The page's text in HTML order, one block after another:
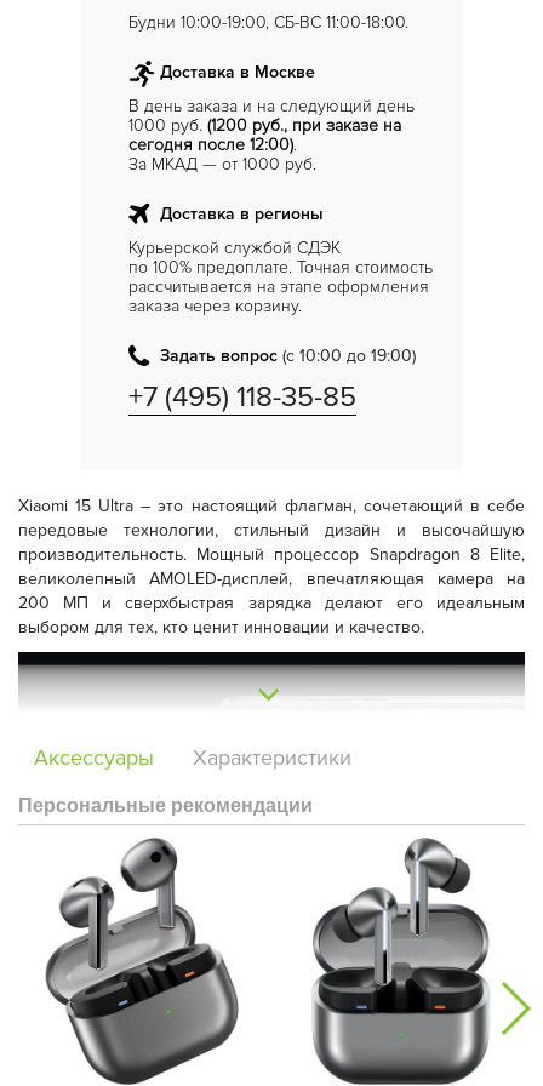
Будни 10:00-19:00, СБ-ВС 11:00-18:00.
Доставка в Москве
В день заказа и на следующий день
1000 руб. (1200 руб., при заказе на
сегодня после 12:00).
За МКАД — от 1000 руб.
Доставка в регионы
Курьерской службой СДЭК
по 100% предоплате. Точная стоимость
рассчитывается на этапе оформления
заказа через корзину.
Задать вопрос (с 10:00 до 19:00)
+7 (495) 118-35-85
Xiaomi 15 Ultra – это настоящий флагман, сочетающий в себе
передовые технологии, стильный дизайн и высочайшую
производительность. Мощный процессор Snapdragon 8 Elite,
великолепный AMOLED-дисплей, впечатляющая камера на
200 МП и сверхбыстрая зарядка делают его идеальным
выбором для тех, кто ценит инновации и качество.
Производительность:Snapdragon 8 Elite в сочетании с 16 ГБ
оперативной памяти обеспечивает плавную работу даже
самых требовательных приложений и игр. Забудьте о лагах и
зависаниях – Xiaomi 15 Ultra справится с любой задачей.
Дисплей:Яркий и четкий 6,73-дюймовый AMOLED-дисплей с
Аксессуары Характеристики
Персональные рекомендации